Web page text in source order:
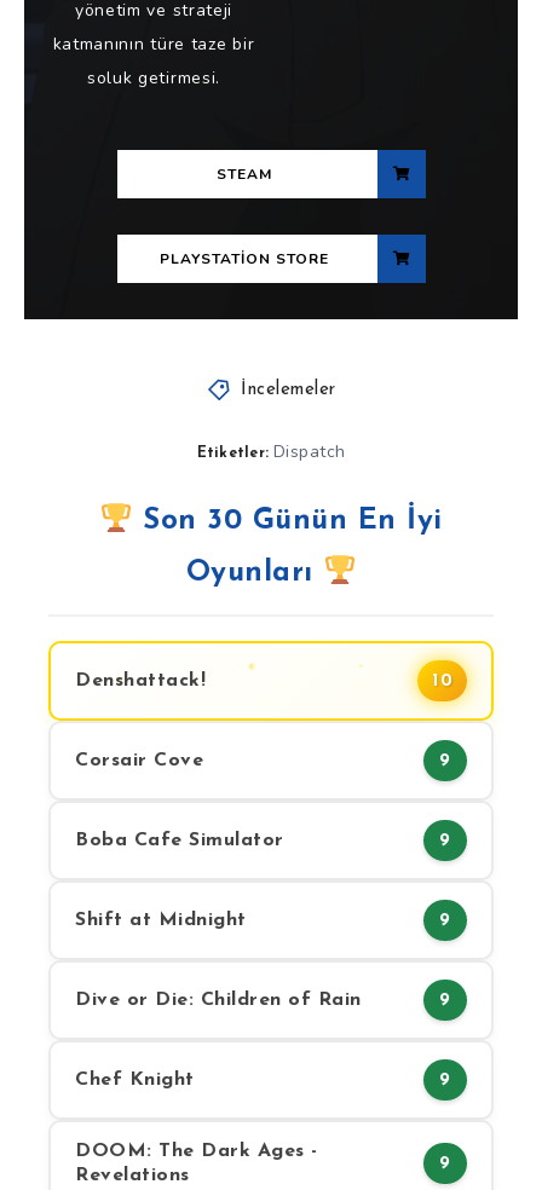
yönetim ve strateji
katmanının türe taze bir
soluk getirmesi.
STEAM
PLAYSTATION STORE
İncelemeler
Etiketler: Dispatch
Son 30 Günün En İyi
Oyunları
Denshattack! 10
Corsair Cove 9
Boba Cafe Simulator 9
Shift at Midnight 9
Dive or Die: Children of Rain 9
Chef Knight 9
DOOM: The Dark Ages -
Revelations
9